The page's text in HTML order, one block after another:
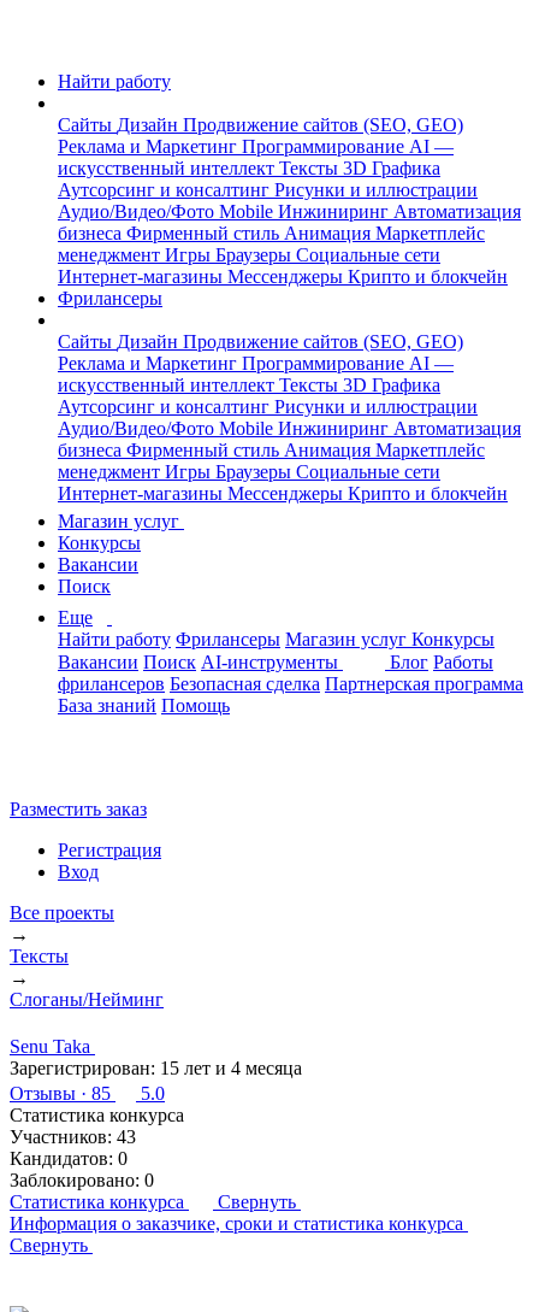
Найти работу
Сайты Дизайн Продвижение сайтов (SEO, GEO)
Реклама и Маркетинг Программирование AI —
искусственный интеллект Тексты 3D Графика
Аутсорсинг и консалтинг Рисунки и иллюстрации
Аудио/Видео/Фото Mobile Инжиниринг Автоматизация
бизнеса Фирменный стиль Анимация Маркетплейс
менеджмент Игры Браузеры Социальные сети
Интернет-магазины Мессенджеры Крипто и блокчейн
Фрилансеры
Сайты Дизайн Продвижение сайтов (SEO, GEO)
Реклама и Маркетинг Программирование AI —
искусственный интеллект Тексты 3D Графика
Аутсорсинг и консалтинг Рисунки и иллюстрации
Аудио/Видео/Фото Mobile Инжиниринг Автоматизация
бизнеса Фирменный стиль Анимация Маркетплейс
менеджмент Игры Браузеры Социальные сети
Интернет-магазины Мессенджеры Крипто и блокчейн
Магазин услуг
Конкурсы
Вакансии
Поиск
Еще
Найти работу Фрилансеры Магазин услуг Конкурсы
Вакансии Поиск AI-инструменты Блог Работы
фрилансеров Безопасная сделка Партнерская программа
База знаний Помощь
Разместить заказ
Регистрация
Вход
Все проекты
→
Тексты
→
Слоганы/Нейминг
Senu Taka
Зарегистрирован: 15 лет и 4 месяца
Отзывы · 85
5.0
Статистика конкурса
Участников: 43
Кандидатов: 0
Заблокировано: 0
Статистика конкурса
Свернуть
Информация о заказчике, сроки и статистика конкурса
Свернуть